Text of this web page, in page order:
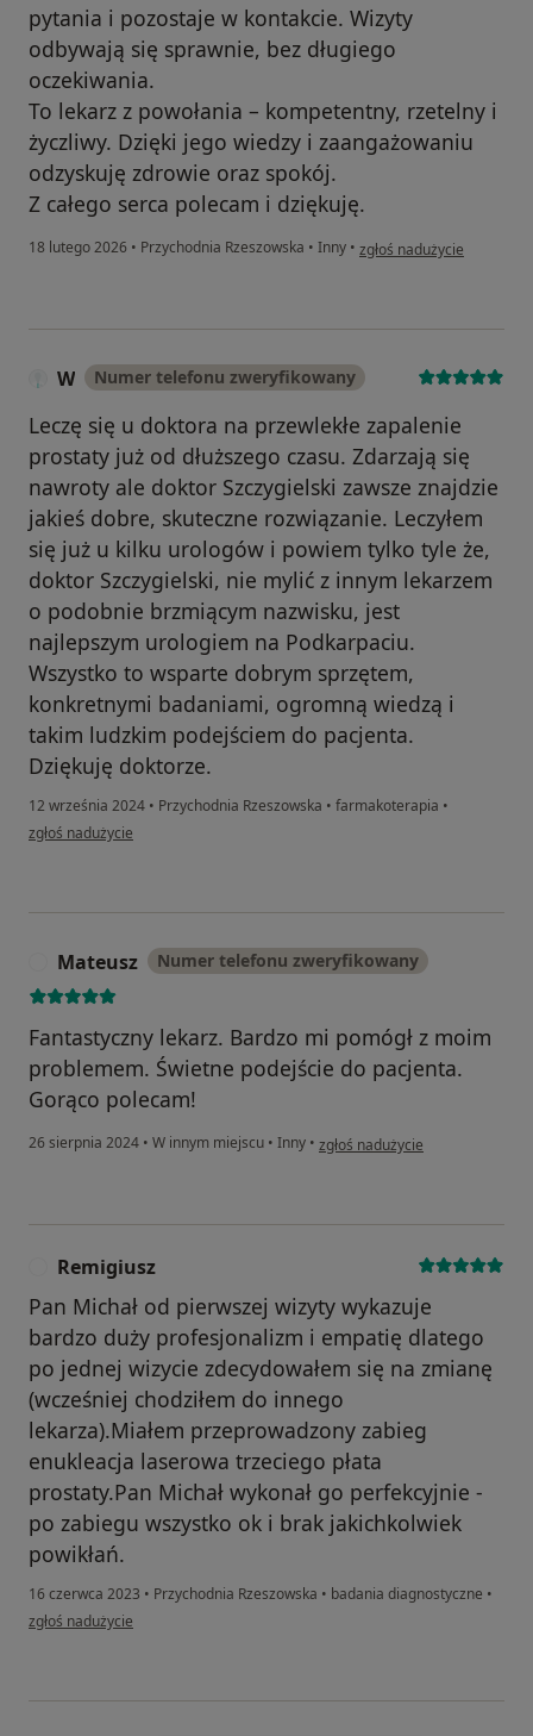
pytania i pozostaje w kontakcie. Wizyty
odbywają się sprawnie, bez długiego
oczekiwania.
To lekarz z powołania – kompetentny, rzetelny i
życzliwy. Dzięki jego wiedzy i zaangażowaniu
odzyskuję zdrowie oraz spokój.
Z całego serca polecam i dziękuję.
18 lutego 2026 • Przychodnia Rzeszowska • Inny • w opinii użytkownika W. P.
zgłoś nadużycie
W Numer telefonu zweryfikowany
Leczę się u doktora na przewlekłe zapalenie
prostaty już od dłuższego czasu. Zdarzają się
nawroty ale doktor Szczygielski zawsze znajdzie
jakieś dobre, skuteczne rozwiązanie. Leczyłem
się już u kilku urologów i powiem tylko tyle że,
doktor Szczygielski, nie mylić z innym lekarzem
o podobnie brzmiącym nazwisku, jest
najlepszym urologiem na Podkarpaciu.
Wszystko to wsparte dobrym sprzętem,
konkretnymi badaniami, ogromną wiedzą i
takim ludzkim podejściem do pacjenta.
Dziękuję doktorze.
12 września 2024 • Przychodnia Rzeszowska • farmakoterapia •
w opinii użytkownika W
zgłoś nadużycie
Mateusz Numer telefonu zweryfikowany
Fantastyczny lekarz. Bardzo mi pomógł z moim
problemem. Świetne podejście do pacjenta.
Gorąco polecam!
26 sierpnia 2024 • W innym miejscu • Inny • w opinii użytkownika Mateusz
zgłoś nadużycie
Remigiusz
Pan Michał od pierwszej wizyty wykazuje
bardzo duży profesjonalizm i empatię dlatego
po jednej wizycie zdecydowałem się na zmianę
(wcześniej chodziłem do innego
lekarza).Miałem przeprowadzony zabieg
enukleacja laserowa trzeciego płata
prostaty.Pan Michał wykonał go perfekcyjnie -
po zabiegu wszystko ok i brak jakichkolwiek
powikłań.
16 czerwca 2023 • Przychodnia Rzeszowska • badania diagnostyczne •
w opinii użytkownika Remigiusz
zgłoś nadużycie